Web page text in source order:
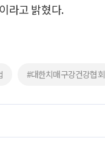
라고 밝혔다.
#대한치매구강건강협회